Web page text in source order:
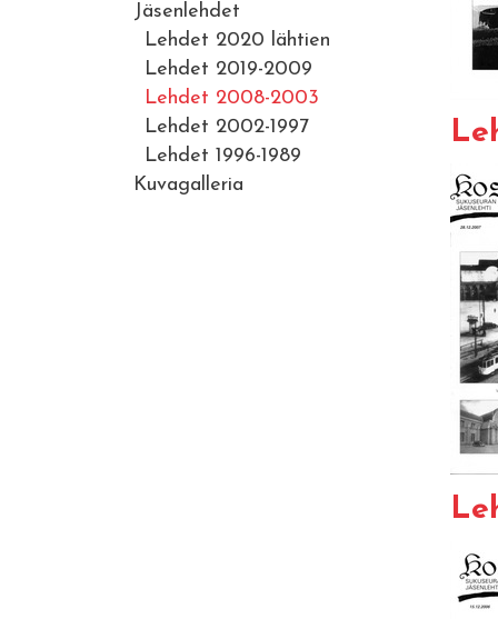
Jäsenlehdet
Lehdet 2020 lähtien
Lehdet 2019-2009
Lehdet 2008-2003
Lehdet 2002-1997
Lehdet 1996-1989
Kuvagalleria